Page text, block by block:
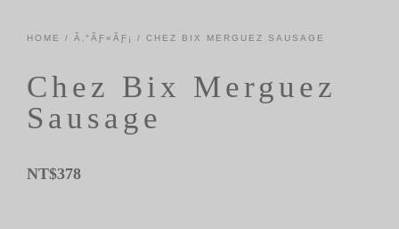
HOME / Ã‚°ÃƑ«ÃƑ¡ / CHEZ BIX MERGUEZ SAUSAGE
Chez Bix Merguez
Sausage
NT$378